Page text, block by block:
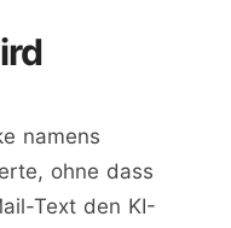
namens
ohne dass
Text den KI-